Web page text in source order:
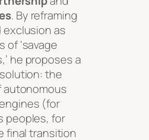
. By reframing
exclusion as
of ‘savage
he proposes a
the
autonomous
(for
peoples, for
final transition